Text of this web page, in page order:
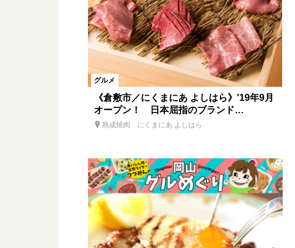
グルメ
《倉敷市／にくまにあ よしはら》'19年9月
オープン！ 日本屈指のブランド…
熟成焼肉 にくまにあ よしはら